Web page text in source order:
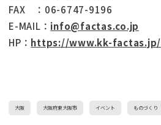
FAX ：06-6747-9196
E-MAIL： info@factas.co.jp
HP： https://www.kk-factas.jp/
大阪 大阪府東大阪市 イベント ものづくり